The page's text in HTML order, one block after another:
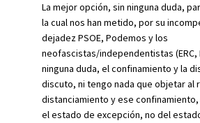
La mejor opción, sin ninguna duda,
la cual nos han metido, por su
dejadez PSOE, Podemos y los
neofascistas/independentistas (ERC,
ninguna duda, el confinamiento y la
discuto, ni tengo nada que objetar al
distanciamiento y ese
el estado de excepción, no del